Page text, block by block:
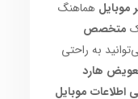
موبایل هماهنگ
متخصص
به راحتی
هارد
اطلاعات موبایل